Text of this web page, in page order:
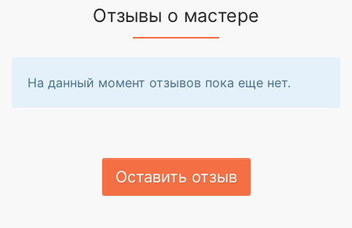
Отзывы о мастере
На данный момент отзывов пока еще нет.
Оставить отзыв